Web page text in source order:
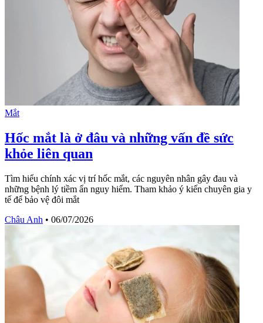
Mắt
Hốc mắt là ở đâu và những vấn đề sức
khỏe liên quan
Tìm hiểu chính xác vị trí hốc mắt, các nguyên nhân gây đau và
những bệnh lý tiềm ẩn nguy hiểm. Tham khảo ý kiến chuyên gia y
tế để bảo vệ đôi mắt
Châu Anh • 06/07/2026